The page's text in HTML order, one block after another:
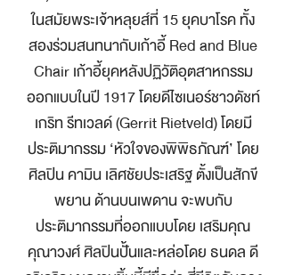
ในสมัยพระเจ้าหลุยส์ที่ 15 ยุคบาโรค ทั้ง
สองร่วมสนทนากับเก้าอี้ Red and Blue
Chair เก้าอี้ยุคหลังปฏิวัติอุตสาหกรรม
ออกแบบในปี 1917 โดยดีไซเนอร์ชาวดัชท์
เกริท รีทเวลด์ (Gerrit Rietveld) โดยมี
ประติมากรรม ‘หัวใจของพิพิธภัณฑ์’ โดย
ศิลปิน คามิน เลิศชัยประเสริฐ ตั้งเป็นสักขี
พยาน ด้านบนเพดาน จะพบกับ
ประติมากรรมที่ออกแบบโดย เสริมคุณ
คุณาวงศ์ ศิลปินปั้นและหล่อโดย ธนดล ดี